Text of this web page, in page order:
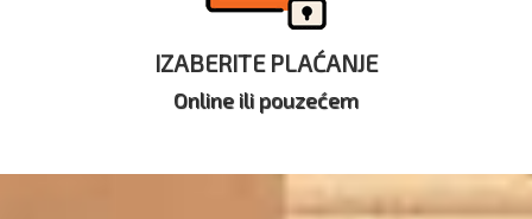
IZABERITE PLAĆANJE
Online ili pouzećem